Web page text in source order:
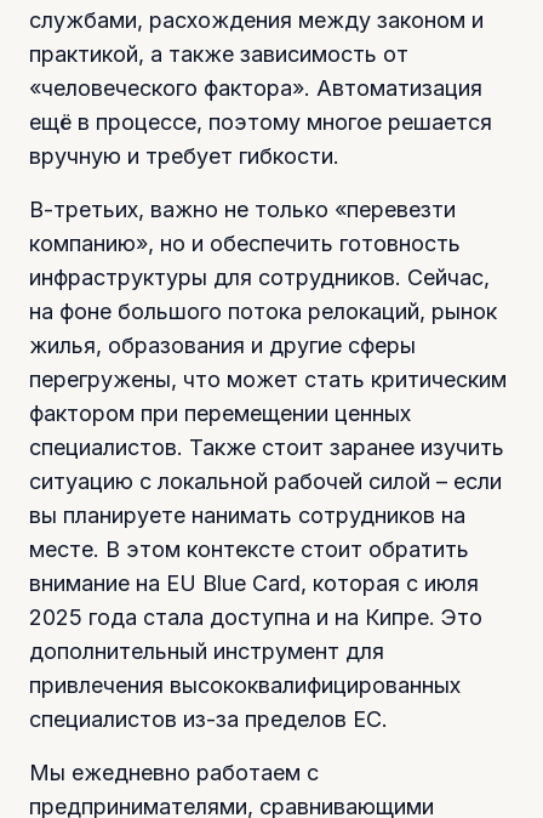
службами, расхождения между законом и
практикой, а также зависимость от
«человеческого фактора». Автоматизация
ещё в процессе, поэтому многое решается
вручную и требует гибкости.
В-третьих, важно не только «перевезти
компанию», но и обеспечить готовность
инфраструктуры для сотрудников. Сейчас,
на фоне большого потока релокаций, рынок
жилья, образования и другие сферы
перегружены, что может стать критическим
фактором при перемещении ценных
специалистов. Также стоит заранее изучить
ситуацию с локальной рабочей силой – если
вы планируете нанимать сотрудников на
месте. В этом контексте стоит обратить
внимание на EU Blue Card, которая с июля
2025 года стала доступна и на Кипре. Это
дополнительный инструмент для
привлечения высококвалифицированных
специалистов из-за пределов ЕС.
Мы ежедневно работаем с
предпринимателями, сравнивающими